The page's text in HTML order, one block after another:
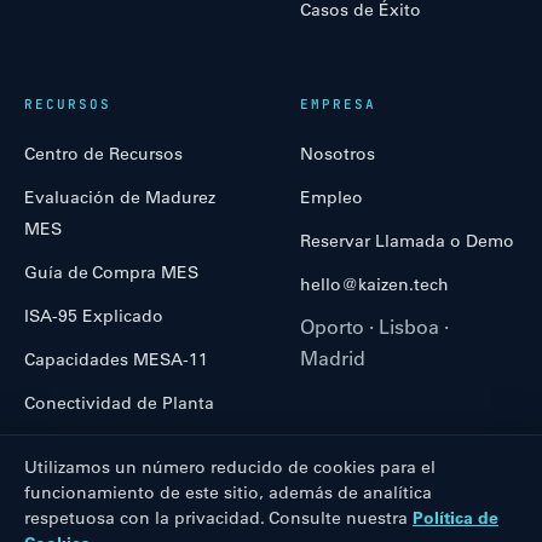
Casos de Éxito
RECURSOS
Centro de Recursos
Evaluación de Madurez
MES
Guía de Compra MES
ISA-95 Explicado
Capacidades MESA-11
Conectividad de Planta
EMPRESA
Nosotros
Empleo
Reservar Llamada o Demo
hello@kaizen.tech
Oporto · Lisboa ·
Madrid
COFINANCIADO POR
Utilizamos un número reducido de cookies para el
funcionamiento de este sitio, además de analítica
respetuosa con la privacidad. Consulte nuestra Política de